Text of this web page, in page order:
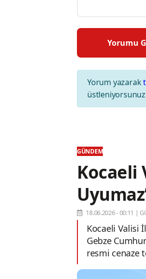
Yorum yazarak
GÜNDEM
Kocaeli
18.06.2026 - 00:11 |
Kocaeli Valisi
Gebze
resmi cenaze